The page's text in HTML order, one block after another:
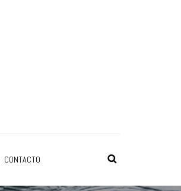
CONTACTO